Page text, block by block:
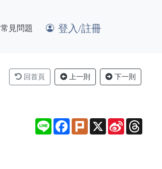
常見問題 登入/註冊
回首頁 上一則 下一則
Line Facebook
Plurk X
Sina
Weibo